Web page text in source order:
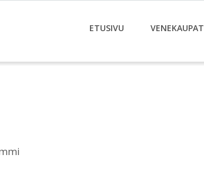
ETUSIVU VENEKAUPAT